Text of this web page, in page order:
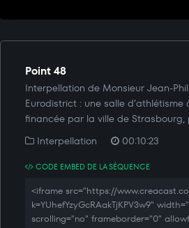
Point 48
Interpellation de Monsieur Jean-
Eurodistrict : une salle
financée par la ville de Strasbourg,
Interpellation
00:10:23
CODE EMBED DE LA SÉQUENCE
<iframe src="https://
k=YUhefYzyGcRAakTjKPV3w9"
scrolling="no" frameborder="0"